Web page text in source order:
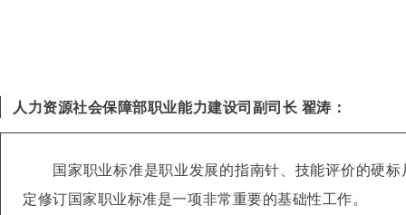
人力资源社会保障部职业能力建设司副司长 翟涛：
国家职业标准是职业发展的指南针、技能评价的硬标
定修订国家职业标准是一项非常重要的基础性工作。